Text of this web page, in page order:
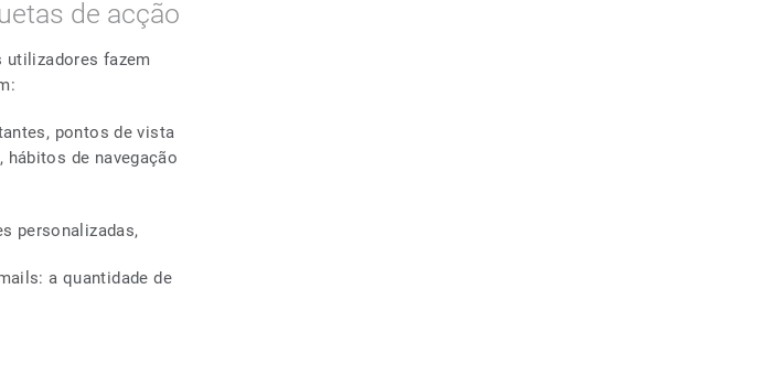
de acção
fazem
pontos de vista
de navegação
personalizadas,
a quantidade de